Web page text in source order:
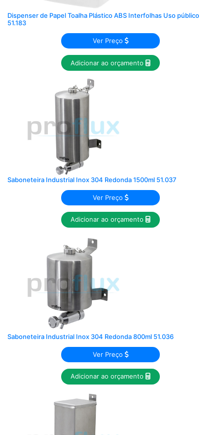
Dispenser de Papel Toalha Plástico ABS Interfolhas Uso público
51.183
Ver Preço
Adicionar ao orçamento
Saboneteira Industrial Inox 304 Redonda 1500ml 51.037
Ver Preço
Adicionar ao orçamento
Saboneteira Industrial Inox 304 Redonda 800ml 51.036
Ver Preço
Adicionar ao orçamento